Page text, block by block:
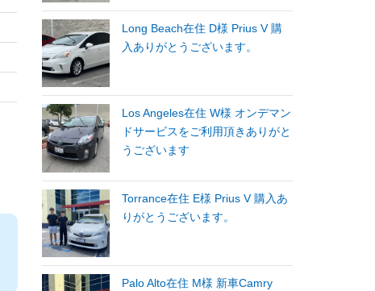
Long Beach在住 D様 Prius V 購
入ありがとうございます。
Los Angeles在住 W様 オンデマン
ドサービスをご利用頂きありがと
うございます
Torrance在住 E様 Prius V 購入あ
りがとうございます。
Palo Alto在住 M様 新車Camry